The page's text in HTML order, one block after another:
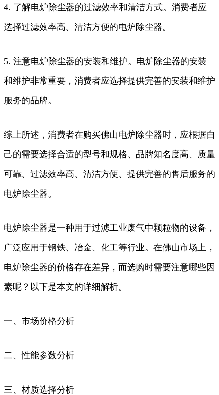
4. 了解电炉除尘器的过滤效率和清洁方式。消费者应
选择过滤效率高、清洁方便的电炉除尘器。
5. 注意电炉除尘器的安装和维护。电炉除尘器的安装
和维护非常重要，消费者应选择提供完善的安装和维护
服务的品牌。
综上所述，消费者在购买佛山电炉除尘器时，应根据自
己的需要选择合适的型号和规格、品牌知名度高、质量
可靠、过滤效率高、清洁方便、提供完善的售后服务的
电炉除尘器。
电炉除尘器是一种用于过滤工业废气中颗粒物的设备，
广泛应用于钢铁、冶金、化工等行业。在佛山市场上，
电炉除尘器的价格存在差异，而选购时需要注意哪些因
素呢？以下是本文的详细解析。
一、市场价格分析
二、性能参数分析
三、材质选择分析